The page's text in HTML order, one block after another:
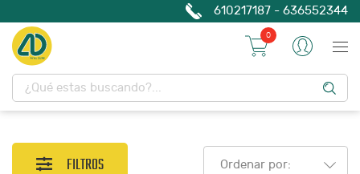
610217187 - 636552344
0
FILTROS Ordenar por: